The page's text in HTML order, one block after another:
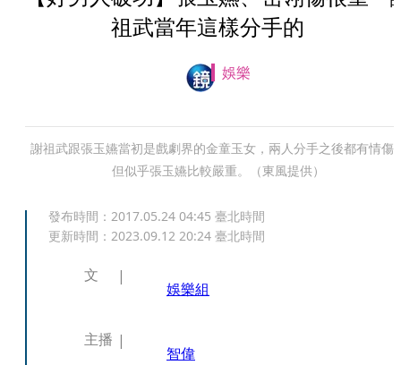
祖武當年這樣分手的
娛樂
謝祖武跟張玉嬿當初是戲劇界的金童玉女，兩人分手之後都有情傷
但似乎張玉嬿比較嚴重。（東風提供）
發布時間： 2017.05.24 04:45 臺北時間
更新時間： 2023.09.12 20:24 臺北時間
文
娛樂組
主播
智偉